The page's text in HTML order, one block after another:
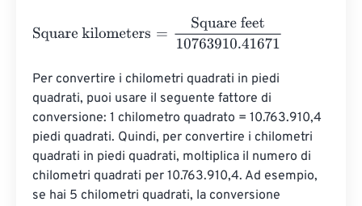
Square kilometers Square feet10763910.41671
Per convertire i chilometri quadrati in piedi
quadrati, puoi usare il seguente fattore di
conversione: 1 chilometro quadrato = 10.763.910,4
piedi quadrati. Quindi, per convertire i chilometri
quadrati in piedi quadrati, moltiplica il numero di
chilometri quadrati per 10.763.910,4. Ad esempio,
se hai 5 chilometri quadrati, la conversione